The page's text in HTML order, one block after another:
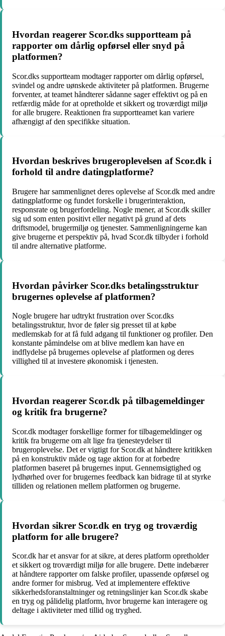
Hvordan reagerer Scor.dks supportteam på
rapporter om dårlig opførsel eller snyd på
platformen?
Scor.dks supportteam modtager rapporter om dårlig opførsel,
svindel og andre uønskede aktiviteter på platformen. Brugerne
forventer, at teamet håndterer sådanne sager effektivt og på en
retfærdig måde for at opretholde et sikkert og troværdigt miljø
for alle brugere. Reaktionen fra supportteamet kan variere
afhængigt af den specifikke situation.
Hvordan beskrives brugeroplevelsen af Scor.dk i
forhold til andre datingplatforme?
Brugere har sammenlignet deres oplevelse af Scor.dk med andre
datingplatforme og fundet forskelle i brugerinteraktion,
responsrate og brugerfordeling. Nogle mener, at Scor.dk skiller
sig ud som enten positivt eller negativt på grund af dets
driftsmodel, brugermiljø og tjenester. Sammenligningerne kan
give brugerne et perspektiv på, hvad Scor.dk tilbyder i forhold
til andre alternative platforme.
Hvordan påvirker Scor.dks betalingsstruktur
brugernes oplevelse af platformen?
Nogle brugere har udtrykt frustration over Scor.dks
betalingsstruktur, hvor de føler sig presset til at købe
medlemskab for at få fuld adgang til funktioner og profiler. Den
konstante påmindelse om at blive medlem kan have en
indflydelse på brugernes oplevelse af platformen og deres
villighed til at investere økonomisk i tjenesten.
Hvordan reagerer Scor.dk på tilbagemeldinger
og kritik fra brugerne?
Scor.dk modtager forskellige former for tilbagemeldinger og
kritik fra brugerne om alt lige fra tjenesteydelser til
brugeroplevelse. Det er vigtigt for Scor.dk at håndtere kritikken
på en konstruktiv måde og tage aktion for at forbedre
platformen baseret på brugernes input. Gennemsigtighed og
lydhørhed over for brugernes feedback kan bidrage til at styrke
tilliden og relationen mellem platformen og brugerne.
Hvordan sikrer Scor.dk en tryg og troværdig
platform for alle brugere?
Scor.dk har et ansvar for at sikre, at deres platform opretholder
et sikkert og troværdigt miljø for alle brugere. Dette indebærer
at håndtere rapporter om falske profiler, upassende opførsel og
andre former for misbrug. Ved at implementere effektive
sikkerhedsforanstaltninger og retningslinjer kan Scor.dk skabe
en tryg og pålidelig platform, hvor brugerne kan interagere og
deltage i aktiviteter med tillid og tryghed.